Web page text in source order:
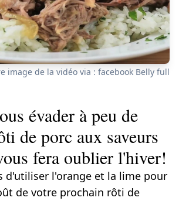
image de la vidéo via : facebook Belly full
évader à peu de
de porc aux saveurs
fera oublier l'hiver!
d'utiliser l'orange et la lime pour
de votre prochain rôti de